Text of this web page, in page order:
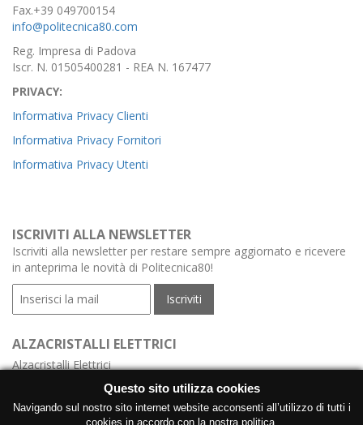
Fax.+39 049700154
info@politecnica80.com
Reg. Impresa di Padova
Iscr. N. 01505400281 - REA N. 167477
PRIVACY:
Informativa Privacy Clienti
Informativa Privacy Fornitori
Informativa Privacy Utenti
ISCRIVITI ALLA NEWSLETTER
Iscriviti alla newsletter per restare sempre aggiornato e ricevere
in anteprima le novità di Politecnica80!
ALZACRISTALLI ELETTRICI
Alzacristalli Elettrici
Alzacristalli Elettrici Meccanismo
Alzacristalli Elettrici con Centralina
Questo sito utilizza cookies
Navigando sul nostro sito internet website acconsenti all’utilizzo di tutti i
cookies in accordo con la nostra politica.